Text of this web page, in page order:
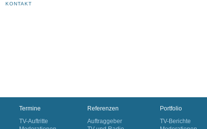
KONTAKT
Termine
TV-Auftritte
Referenzen
Auftraggeber
Portfolio
TV-Berichte